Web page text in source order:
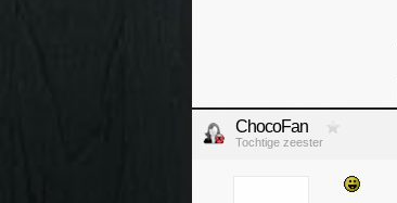
ChocoFan
Tochtige zeester